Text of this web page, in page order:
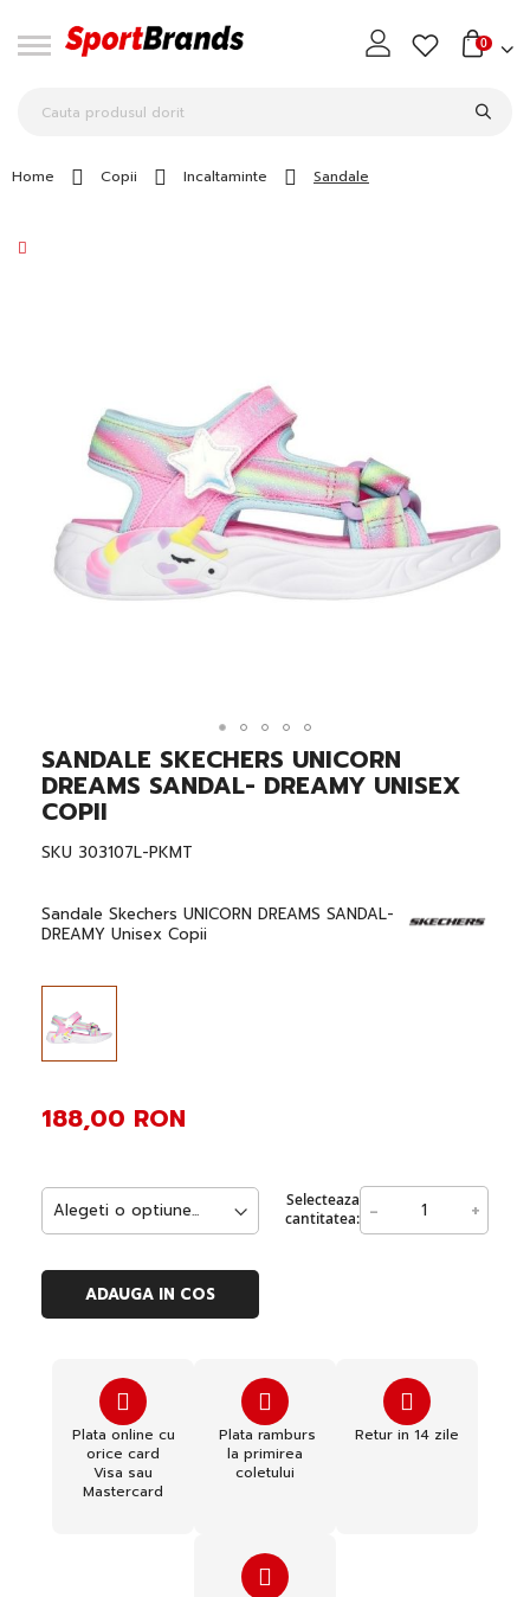
0
Home Copii Incaltaminte Sandale
Skip
to
the
beginning
the
SANDALE SKECHERS UNICORN
DREAMS SANDAL- DREAMY UNISEX
COPII
SKU 303107L-PKMT
Sandale Skechers UNICORN DREAMS SANDAL-
DREAMY Unisex Copii
Selecteaza
cantitatea: - +
188,00 RON
ADAUGA IN COS
Plata online cu
orice card
Visa sau
Mastercard
Plata ramburs
la primirea
coletului
Retur in 14 zile